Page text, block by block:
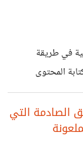
في طريقة
المحتوى
الصادمة التي